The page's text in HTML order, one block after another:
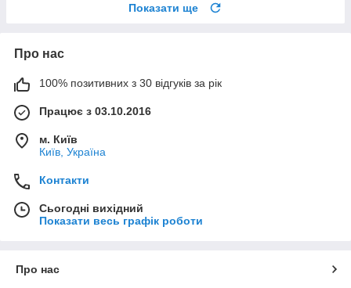
Показати ще
Про нас
100% позитивних з 30 відгуків за рік
Працює з 03.10.2016
м. Київ
Київ, Україна
Контакти
Сьогодні вихідний
Показати весь графік роботи
Про нас